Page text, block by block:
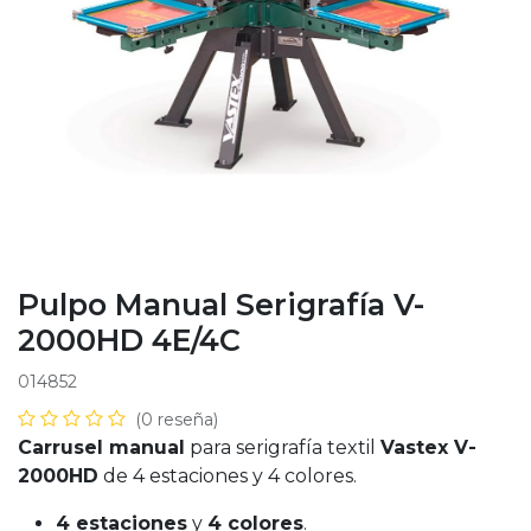
Pulpo Manual Serigrafía V-
2000HD 4E/4C
014852
(0 reseña)
Carrusel manual para serigrafía textil Vastex V-
2000HD de 4 estaciones y 4 colores.
4 estaciones y 4 colores.